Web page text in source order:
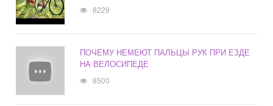
8229
ПОЧЕМУ НЕМЕЮТ ПАЛЬЦЫ РУК ПРИ ЕЗДЕ
НА ВЕЛОСИПЕДЕ
8500